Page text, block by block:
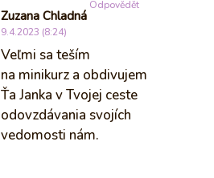
Zuzana Chladná
9.4.2023 (8:24)
Veľmi sa teším
na minikurz a obdivujem
Ťa Janka v Tvojej ceste
odovzdávania svojích
vedomosti nám.
Odpovědět